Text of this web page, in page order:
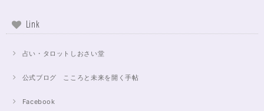
Link
占い・タロットしおさい堂
公式ブログ こころと未来を開く手帖
Facebook